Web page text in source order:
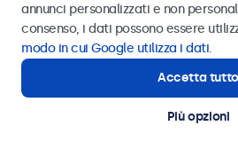
Inviare
Oppure chiamaci al
Contatta i nostri esperti
annunci personalizzati e non
consenso, i dati possono essere
modo in cui Google utilizza i dati.
Accetta tutto
Più opzioni